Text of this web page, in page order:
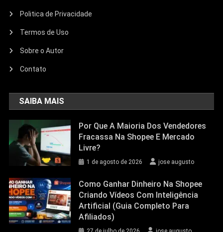
Politica de Privacidade
Termos de Uso
Sobre o Autor
Contato
SAIBA MAIS
Por Que A Maioria Dos Vendedores
Fracassa Na Shopee E Mercado
Livre?
1 de agosto de 2026 jose augusto
Como Ganhar Dinheiro Na Shopee
Criando Vídeos Com Inteligência
Artificial (Guia Completo Para
Afiliados)